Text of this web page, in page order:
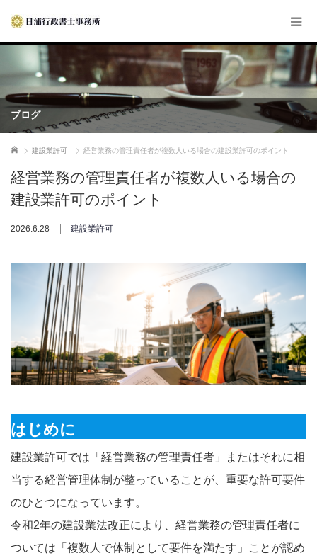
ブログ
ホーム 建設業許可 経営業務の管理責任者が複数人いる場合の建設業許可のポイント
経営業務の管理責任者が複数人いる場合の
建設業許可のポイント
2026.6.28 建設業許可
はじめに
建設業許可では「経営業務の管理責任者」またはそれに相
当する経営管理体制が整っていることが、重要な許可要件
のひとつになっています。
令和2年の建設業法改正により、経営業務の管理責任者に
ついては「複数人で体制として要件を満たす」ことが認め